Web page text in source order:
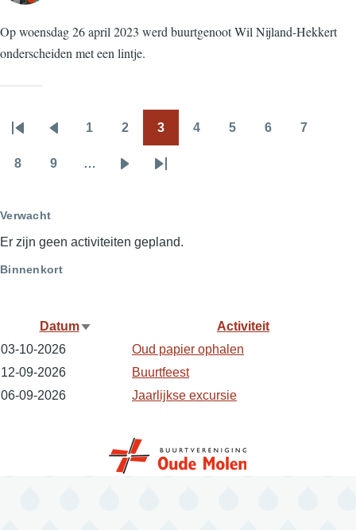
Op woensdag 26 april 2023 werd buurtgenoot Wil Nijland-Hekkert
onderscheiden met een lintje.
Pagination
First
page
Previous
page
1 2 3 4 5 6 7
8 9 …
Last
Verwacht
Er zijn geen activiteiten gepland.
Binnenkort
Datum Sort
ascending
Activiteit
03-10-2026
Oud papier ophalen
12-09-2026
Buurtfeest
06-09-2026
Jaarlijkse excursie